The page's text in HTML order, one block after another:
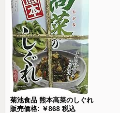
菊池食品 熊本高菜のしぐれ
販売価格: ￥868 税込